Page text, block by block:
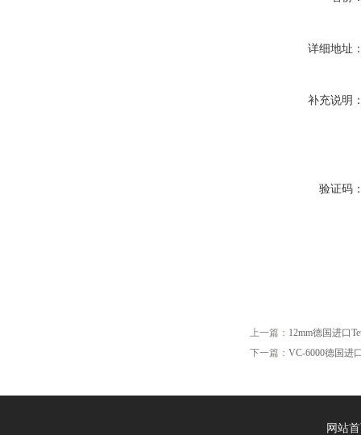
详细地址
补充说明
验证码
上一篇： 12mm德国进口
下一篇： VC-6000德国进
网站